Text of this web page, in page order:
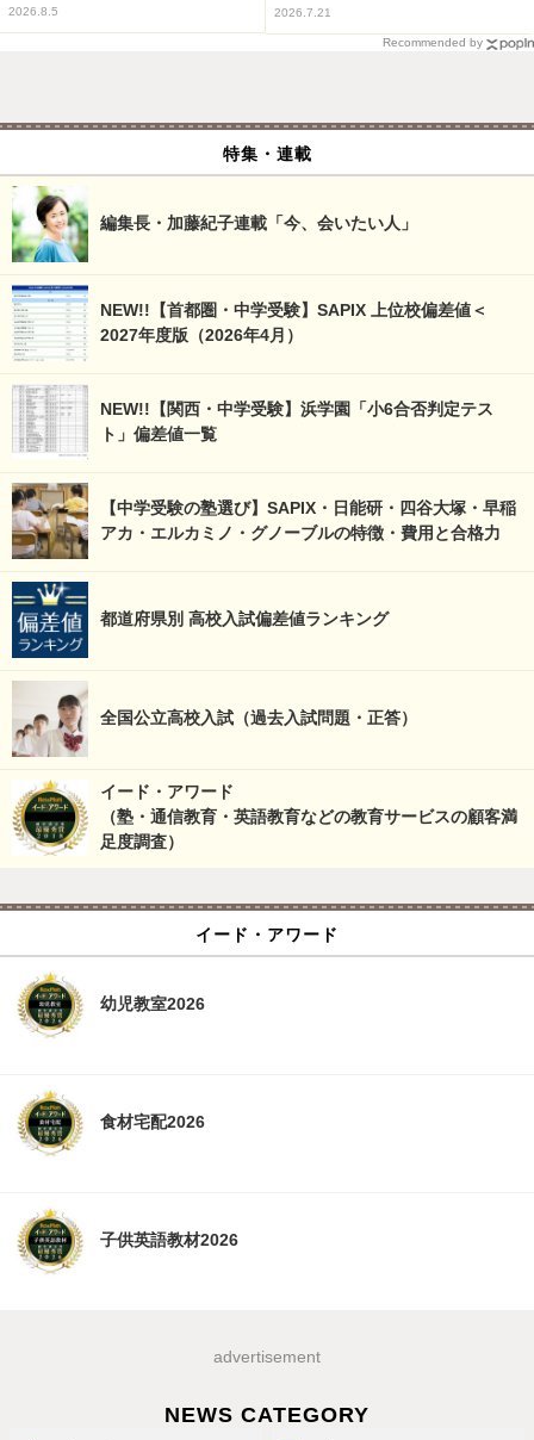
2026.8.5 2026.7.21
Recommended by
特集・連載
編集長・加藤紀子連載「今、会いたい人」
NEW!!【首都圏・中学受験】SAPIX 上位校偏差値＜
2027年度版（2026年4月）
NEW!!【関西・中学受験】浜学園「小6合否判定テス
ト」偏差値一覧
【中学受験の塾選び】SAPIX・日能研・四谷大塚・早稲
アカ・エルカミノ・グノーブルの特徴・費用と合格力
都道府県別 高校入試偏差値ランキング
全国公立高校入試（過去入試問題・正答）
イード・アワード
（塾・通信教育・英語教育などの教育サービスの顧客満
足度調査）
イード・アワード
幼児教室2026
食材宅配2026
子供英語教材2026
advertisement
NEWS CATEGORY